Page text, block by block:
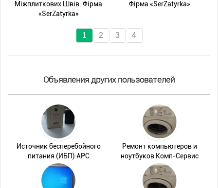
Міжплиткових Швів. Фірма
«SerZatyrka»
Фірма «SerZatyrka»
1 2 3 4
Объявления других пользователей
Источник бесперебойного
питания (ИБП) APC
Ремонт компьютеров и
ноутбуков Комп-Сервис